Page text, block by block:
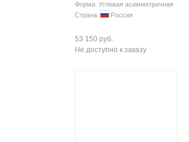
Форма: Угловая асимметричная
Страна:
Россия
53 150 руб.
Не доступно к заказу